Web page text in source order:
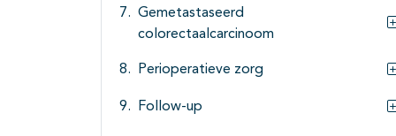
Gemetastaseerd
colorectaalcarcinoom
Perioperatieve zorg
Follow-up